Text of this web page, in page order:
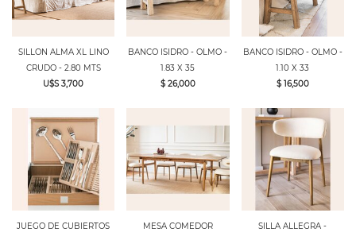
SILLON ALMA XL LINO
CRUDO - 2.80 MTS
U$S 3,700
BANCO ISIDRO - OLMO -
1.83 X 35
$ 26,000
BANCO ISIDRO - OLMO -
1.10 X 33
$ 16,500
JUEGO DE CUBIERTOS
MESA COMEDOR
SILLA ALLEGRA -